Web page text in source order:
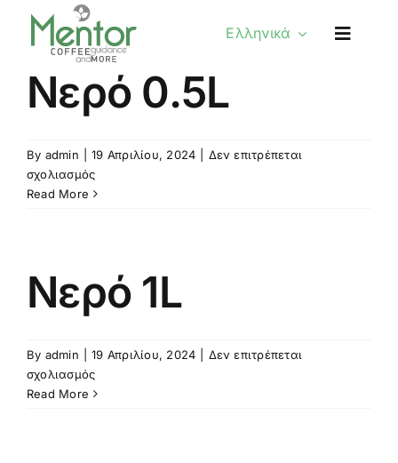
Ελληνικά
Νερό 0.5L
By admin 19 Απριλίου, 2024
Δεν επιτρέπεται
σχολιασμόςστο
Νερό
Read More
Νερό 1L
By admin 19 Απριλίου, 2024
Δεν επιτρέπεται
σχολιασμόςστο
Νερό
Read More